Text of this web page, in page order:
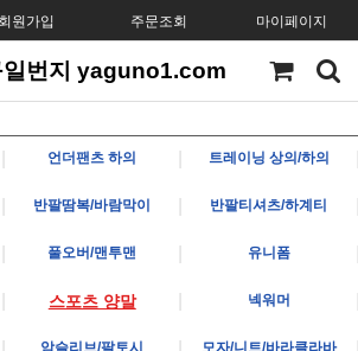
회원가입 주문조회 마이페이지
일번지 yaguno1.com
언더팬츠 하의 트레이닝 상의/하의
반팔땀복/바람막이 반팔티셔츠/하계티
풀오버/맨투맨 유니폼
스포츠 양말 넥워머
암슬리브/팔토시 모자/니트/바라클라바